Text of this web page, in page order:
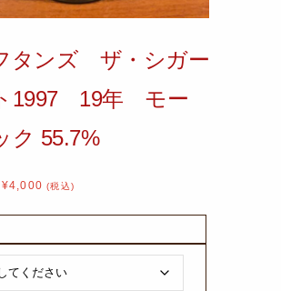
タンズ ザ・シガー
1997 19年 モー
ク 55.7%
¥4,000 (税込)